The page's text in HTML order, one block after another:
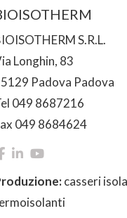
S.R.L.
Longhin, 83
Padova Padova
049 8687216
049 8684624
casseri